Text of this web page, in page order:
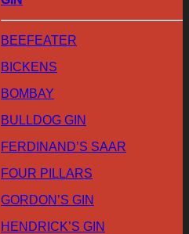
BEEFEATER
BICKENS
BOMBAY
BULLDOG GIN
FERDINAND’S SAAR
FOUR PILLARS
GORDON’S GIN
HENDRICK’S GIN